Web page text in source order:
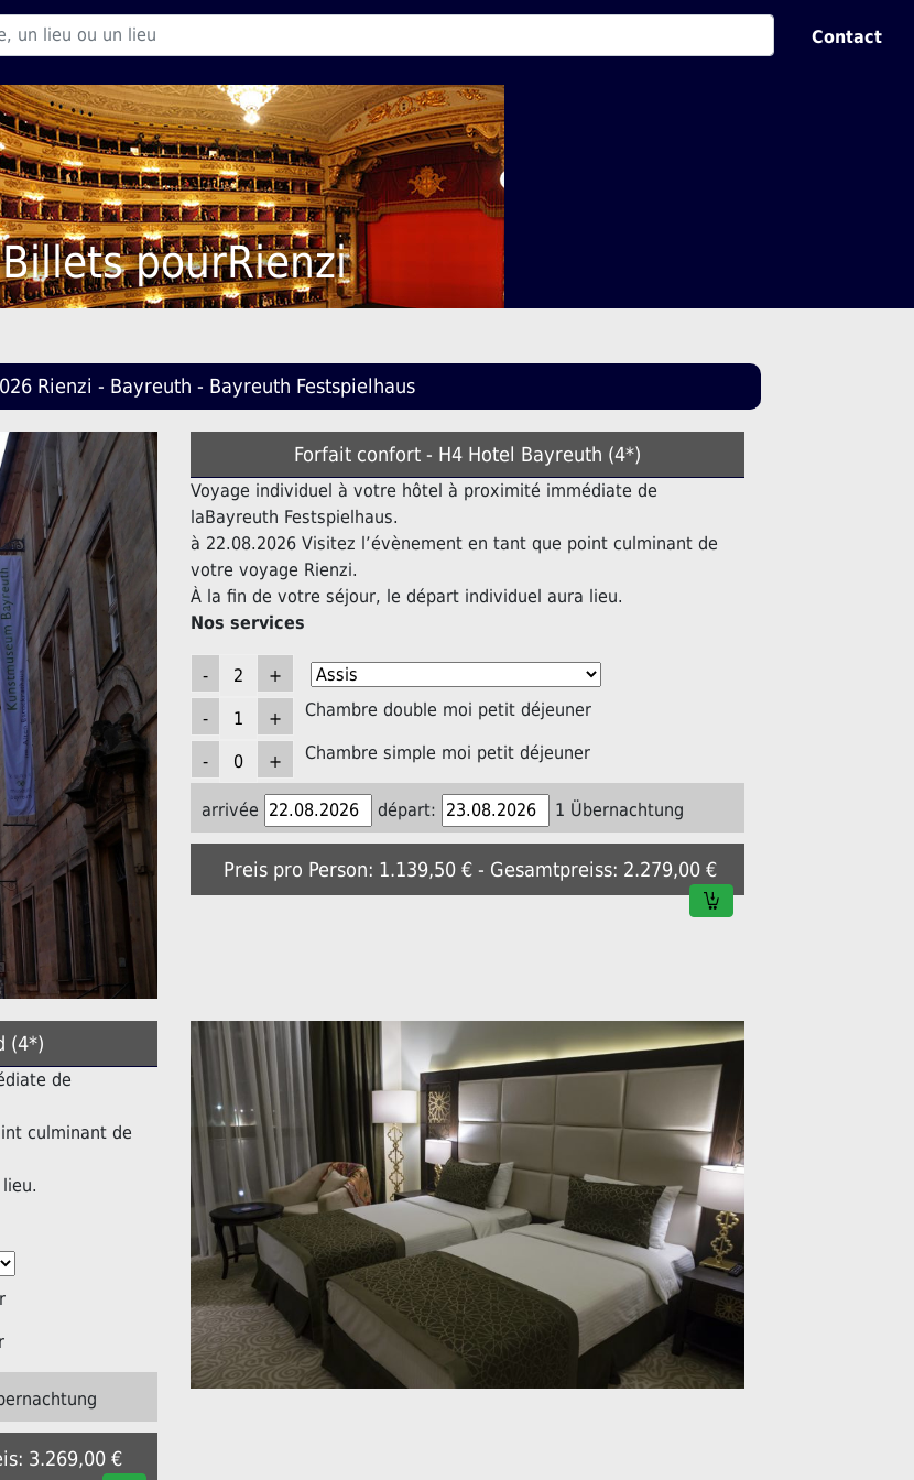
Contact
Billets pourRienzi
Rienzi - Bayreuth - Bayreuth Festspielhaus
Forfait confort - H4 Hotel Bayreuth (4*)
Voyage individuel à votre hôtel à proximité immédiate de
laBayreuth Festspielhaus.
à 22.08.2026 Visitez l’évènement en tant que point culminant de
votre voyage Rienzi.
À la fin de votre séjour, le départ individuel aura lieu.
Nos services
Chambre double moi petit déjeuner
Chambre simple moi petit déjeuner
arrivée départ: 1 Übernachtung
Preis pro Person: 1.139,50 € - Gesamtpreiss: 2.279,00 €
(4*)
de
culminant de
3.269,00 €